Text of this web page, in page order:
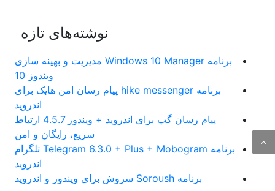
نوشته‌های تازه
برنامه Windows 10 Manager مدیریت و بهینه سازی
ویندوز 10
برنامه hike messenger پیام‌ رسان‌ امن هایک برای
اندروید
پیام رسان گپ برای اندروید + ویندوز 4.5.7 ارتباط
سریع، رایگان و امن
برنامه Telegram 6.3.0 + Plus + Mobogram تلگرام
اندروید
برنامه Soroush سروش برای ویندوز و اندروید